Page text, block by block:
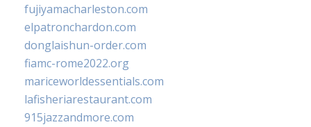
fujiyamacharleston.com
elpatronchardon.com
donglaishun-order.com
fiamc-rome2022.org
mariceworldessentials.com
lafisheriarestaurant.com
915jazzandmore.com